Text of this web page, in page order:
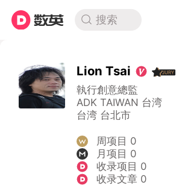
搜索
Lion Tsai
執行創意總監
ADK TAIWAN 台湾
台湾 台北市
周项目 0
月项目 0
收录项目 0
收录文章 0